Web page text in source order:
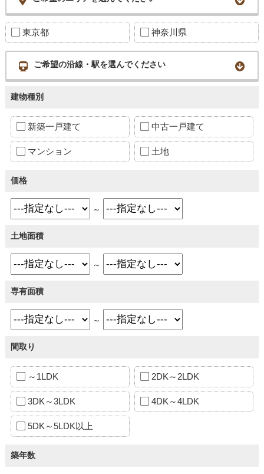
東京都 神奈川県
ご希望の沿線・駅を選んでください
建物種別
新築一戸建て 中古一戸建て
マンション 土地
価格
～
土地面積
～
専有面積
～
間取り
～1LDK 2DK～2LDK
3DK～3LDK 4DK～4LDK
5DK～5LDK以上
築年数